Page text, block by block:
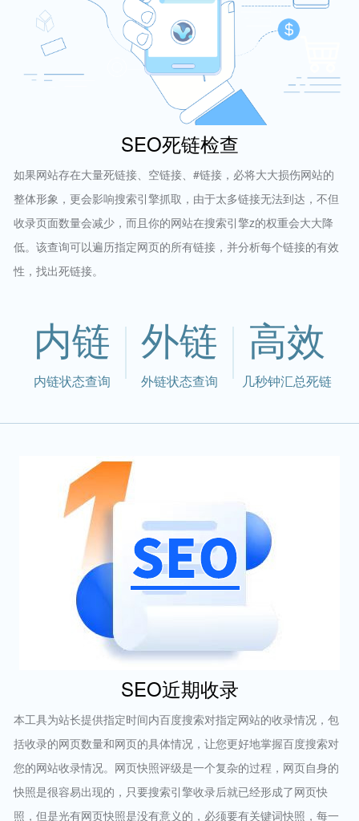
SEO死链检查
如果网站存在大量死链接、空链接、#链接，必将大大损伤网站的
整体形象，更会影响搜索引擎抓取，由于太多链接无法到达，不但
收录页面数量会减少，而且你的网站在搜索引擎z的权重会大大降
低。该查询可以遍历指定网页的所有链接，并分析每个链接的有效
性，找出死链接。
内链
内链状态查询
外链
外链状态查询
高效
几秒钟汇总死链
SEO近期收录
本工具为站长提供指定时间内百度搜索对指定网站的收录情况，包
括收录的网页数量和网页的具体情况，让您更好地掌握百度搜索对
您的网站收录情况。网页快照评级是一个复杂的过程，网页自身的
快照是很容易出现的，只要搜索引擎收录后就已经形成了网页快
照，但是光有网页快照是没有意义的，必须要有关键词快照，每一